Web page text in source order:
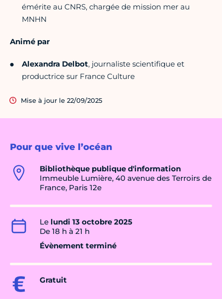
Pour que vive l’océan
Bibliothèque publique d'information
Immeuble Lumière, 40 avenue des Terroirs de
France, Paris 12e
Le lundi 13 octobre 2025
De 18 h à 21 h
Évènement terminé
Gratuit
émérite au CNRS, chargée de mission mer au
MNHN
Animé par
Alexandra Delbot, journaliste scientifique et
productrice sur France Culture
Mise à jour le 22/09/2025